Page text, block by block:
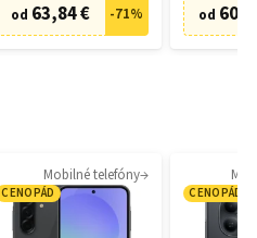
od 63,84 € -71% od
Mobilné telefóny
CENOPÁD CENOPÁD